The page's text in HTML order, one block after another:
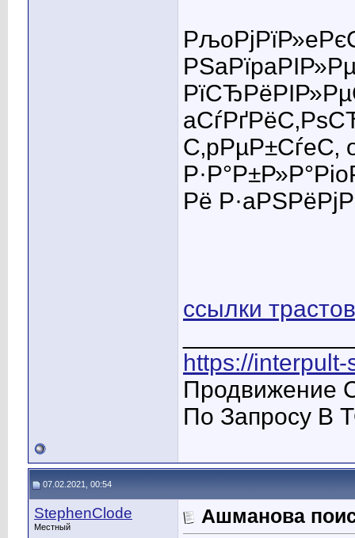
Рё
ссылки
https://
Продвижение
По Запросу В
07.02.2021, 00:54
StephenClode
Местный
Ашманова